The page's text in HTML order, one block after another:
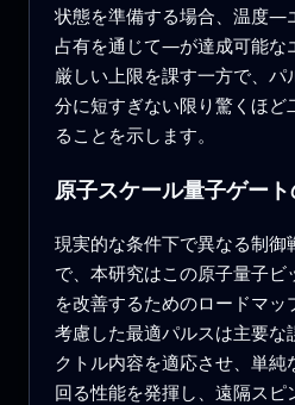
状態を準備する場合、温度—
占有を通じて—が達成可能な
厳しい上限を課す一方で、
分に短すぎない限り驚くほど
ることを示します。
原子スケール量子ゲー
現実的な条件下で異なる制御
で、本研究はこの原子量子ビ
を改善するためのロードマ
考慮した最適パルスは主要な
クトル内容を適応させ、単純
回る性能を発揮し、遠隔ス